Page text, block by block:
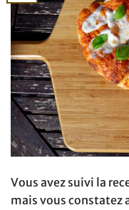
Vous avez suivi la
mais vous constatez